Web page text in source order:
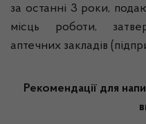
за останні 3 роки,
місць роботи,
аптечних закладів
Рекомендації для